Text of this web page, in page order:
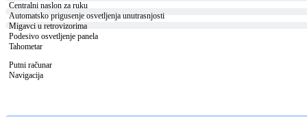
Centralni naslon za ruku
Automatsko prigusenje osvetljenja unutrasnjosti
Migavci u retrovizorima
Podesivo osvetljenje panela
Tahometar
Putni računar
Navigacija